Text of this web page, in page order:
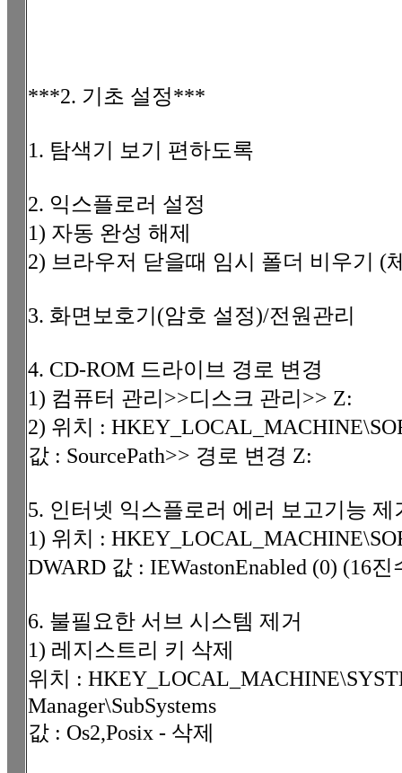
***2. 기초 설정***
1. 탐색기 보기 편하도록
2. 익스플로러 설정
1) 자동 완성 해제
2) 브라우저 닫을때 임시 폴더 비우기 (
3. 화면보호기(암호 설정)/전원관리
4. CD-ROM 드라이브 경로 변경
1) 컴퓨터 관리>>디스크 관리>> Z:
2) 위치 :
값 : SourcePath>> 경로 변경 Z:
5. 인터넷 익스플로러 에러 보고기능 제
1) 위치 :
DWARD 값 : IEWastonEnabled (0) (16진
6. 불필요한 서브 시스템 제거
1) 레지스트리 키 삭제
위치 :
Manager\SubSystems
값 : Os2,Posix - 삭제